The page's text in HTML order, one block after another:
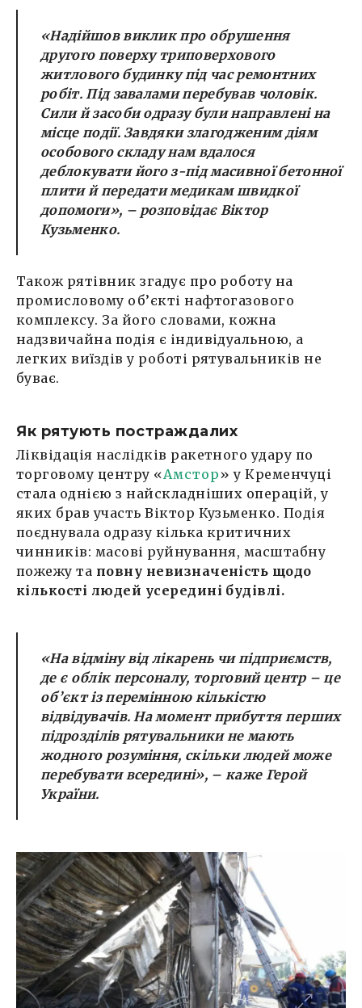
«Надійшов виклик про обрушення
другого поверху триповерхового
житлового будинку під час ремонтних
робіт. Під завалами перебував чоловік.
Сили й засоби одразу були направлені на
місце події. Завдяки злагодженим діям
особового складу нам вдалося
деблокувати його з-під масивної бетонної
плити й передати медикам швидкої
допомоги», – розповідає Віктор
Кузьменко.
Також рятівник згадує про роботу на
промисловому об’єкті нафтогазового
комплексу. За його словами, кожна
надзвичайна подія є індивідуальною, а
легких виїздів у роботі рятувальників не
буває.
Як рятують постраждалих
Ліквідація наслідків ракетного удару по
торговому центру «Амстор» у Кременчуці
стала однією з найскладніших операцій, у
яких брав участь Віктор Кузьменко. Подія
поєднувала одразу кілька критичних
чинників: масові руйнування, масштабну
пожежу та повну невизначеність щодо
кількості людей усередині будівлі.
«На відміну від лікарень чи підприємств,
де є облік персоналу, торговий центр – це
об’єкт із перемінною кількістю
відвідувачів. На момент прибуття перших
підрозділів рятувальники не мають
жодного розуміння, скільки людей може
перебувати всередині», – каже Герой
України.